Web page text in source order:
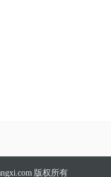
版权所有